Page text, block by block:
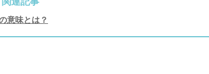
意味とは？